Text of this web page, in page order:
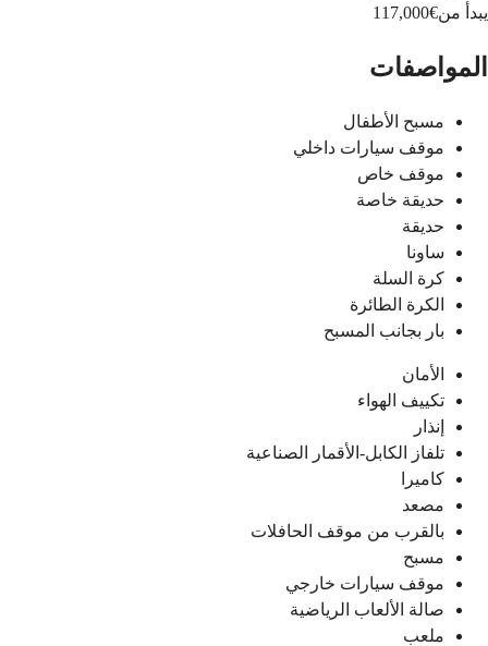
يبدأ من€117,000
المواصفات
مسبح الأطفال
موقف سيارات داخلي
موقف خاص
حديقة خاصة
حديقة
ساونا
كرة السلة
الكرة الطائرة
بار بجانب المسبح
الأمان
تكييف الهواء
إنذار
تلفاز الكابل-الأقمار الصناعية
كاميرا
مصعد
بالقرب من موقف الحافلات
مسبح
موقف سيارات خارجي
صالة الألعاب الرياضية
ملعب